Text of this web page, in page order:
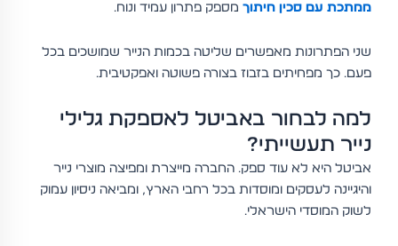
ממתכת עם סכין חיתוךמספק פתרון עמיד ונוח.
שני הפתרונות מאפשרים שליטה בכמות הנייר שמושכים בכל
פעם. כך מפחיתים בזבוז בצורה פשוטה ואפקטיבית.
למה לבחור באביטל לאספקת גלילי
נייר תעשייתי?
אביטל היא לא עוד ספק. החברה מייצרת ומפיצה מוצרי נייר
והיגיינה לעסקים ומוסדות בכל רחבי הארץ, ומביאה ניסיון עמוק
לשוק המוסדי הישראלי.